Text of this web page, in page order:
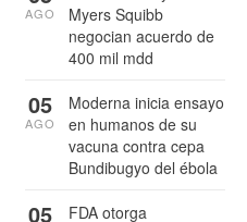
Myers Squibb
negocian acuerdo de
400 mil mdd
AGO
Moderna inicia ensayo
en humanos de su
vacuna contra cepa
Bundibugyo del ébola
05
AGO
FDA otorga
05